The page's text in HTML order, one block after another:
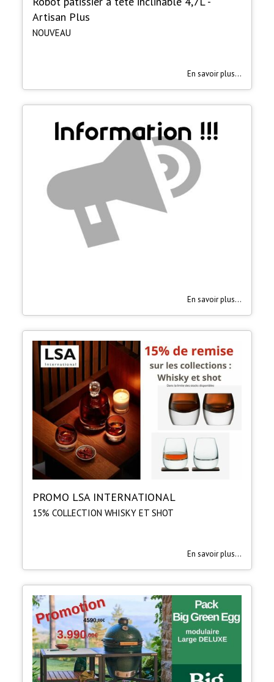
Artisan Plus
NOUVEAU
En savoir plus...
En savoir plus...
PROMO LSA INTERNATIONAL
15% COLLECTION WHISKY ET SHOT
En savoir plus...